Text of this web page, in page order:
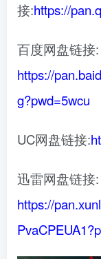
接:https://
百度网盘链接:
https://
g?pwd=5wcu
UC网盘链接:
迅雷网盘链接:
https://